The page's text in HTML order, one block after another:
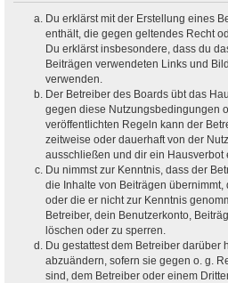
Du erklärst mit der Erstellung eines
enthält, die gegen geltendes Recht
Du erklärst insbesondere, dass du
Beiträgen verwendeten Links und
verwenden.
Der Betreiber des Boards übt das
gegen diese Nutzungsbedingungen
veröffentlichten Regeln kann der
zeitweise oder dauerhaft von der
ausschließen und dir ein Hausverbot
Du nimmst zur Kenntnis, dass der
die Inhalte von Beiträgen übernimmt,
oder die er nicht zur Kenntnis
Betreiber, dein Benutzerkonto,
löschen oder zu sperren.
Du gestattest dem Betreiber darüber
abzuändern, sofern sie gegen o. g.
sind, dem Betreiber oder einem